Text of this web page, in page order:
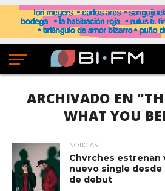
ARCHIVADO EN
WHAT YOU
NOTICIAS
Chvrches estrenan
nuevo single
de debut